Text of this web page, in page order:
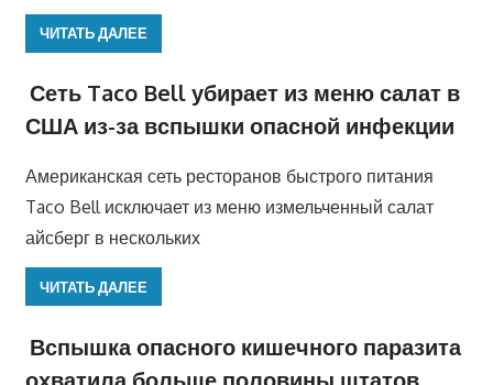
ЧИТАТЬ ДАЛЕЕ
Сеть Taco Bell убирает из меню салат в
США из-за вспышки опасной инфекции
Американская сеть ресторанов быстрого питания
Taco Bell исключает из меню измельченный салат
айсберг в нескольких
ЧИТАТЬ ДАЛЕЕ
Вспышка опасного кишечного паразита
охватила больше половины штатов